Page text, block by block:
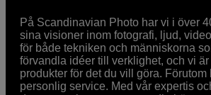
På Scandinavian Photo har vi i över
sina visioner inom fotografi, ljud,
för både tekniken och människorna
förvandla idéer till verklighet, och vi
produkter för det du vill göra.
personlig service. Med vår expertis